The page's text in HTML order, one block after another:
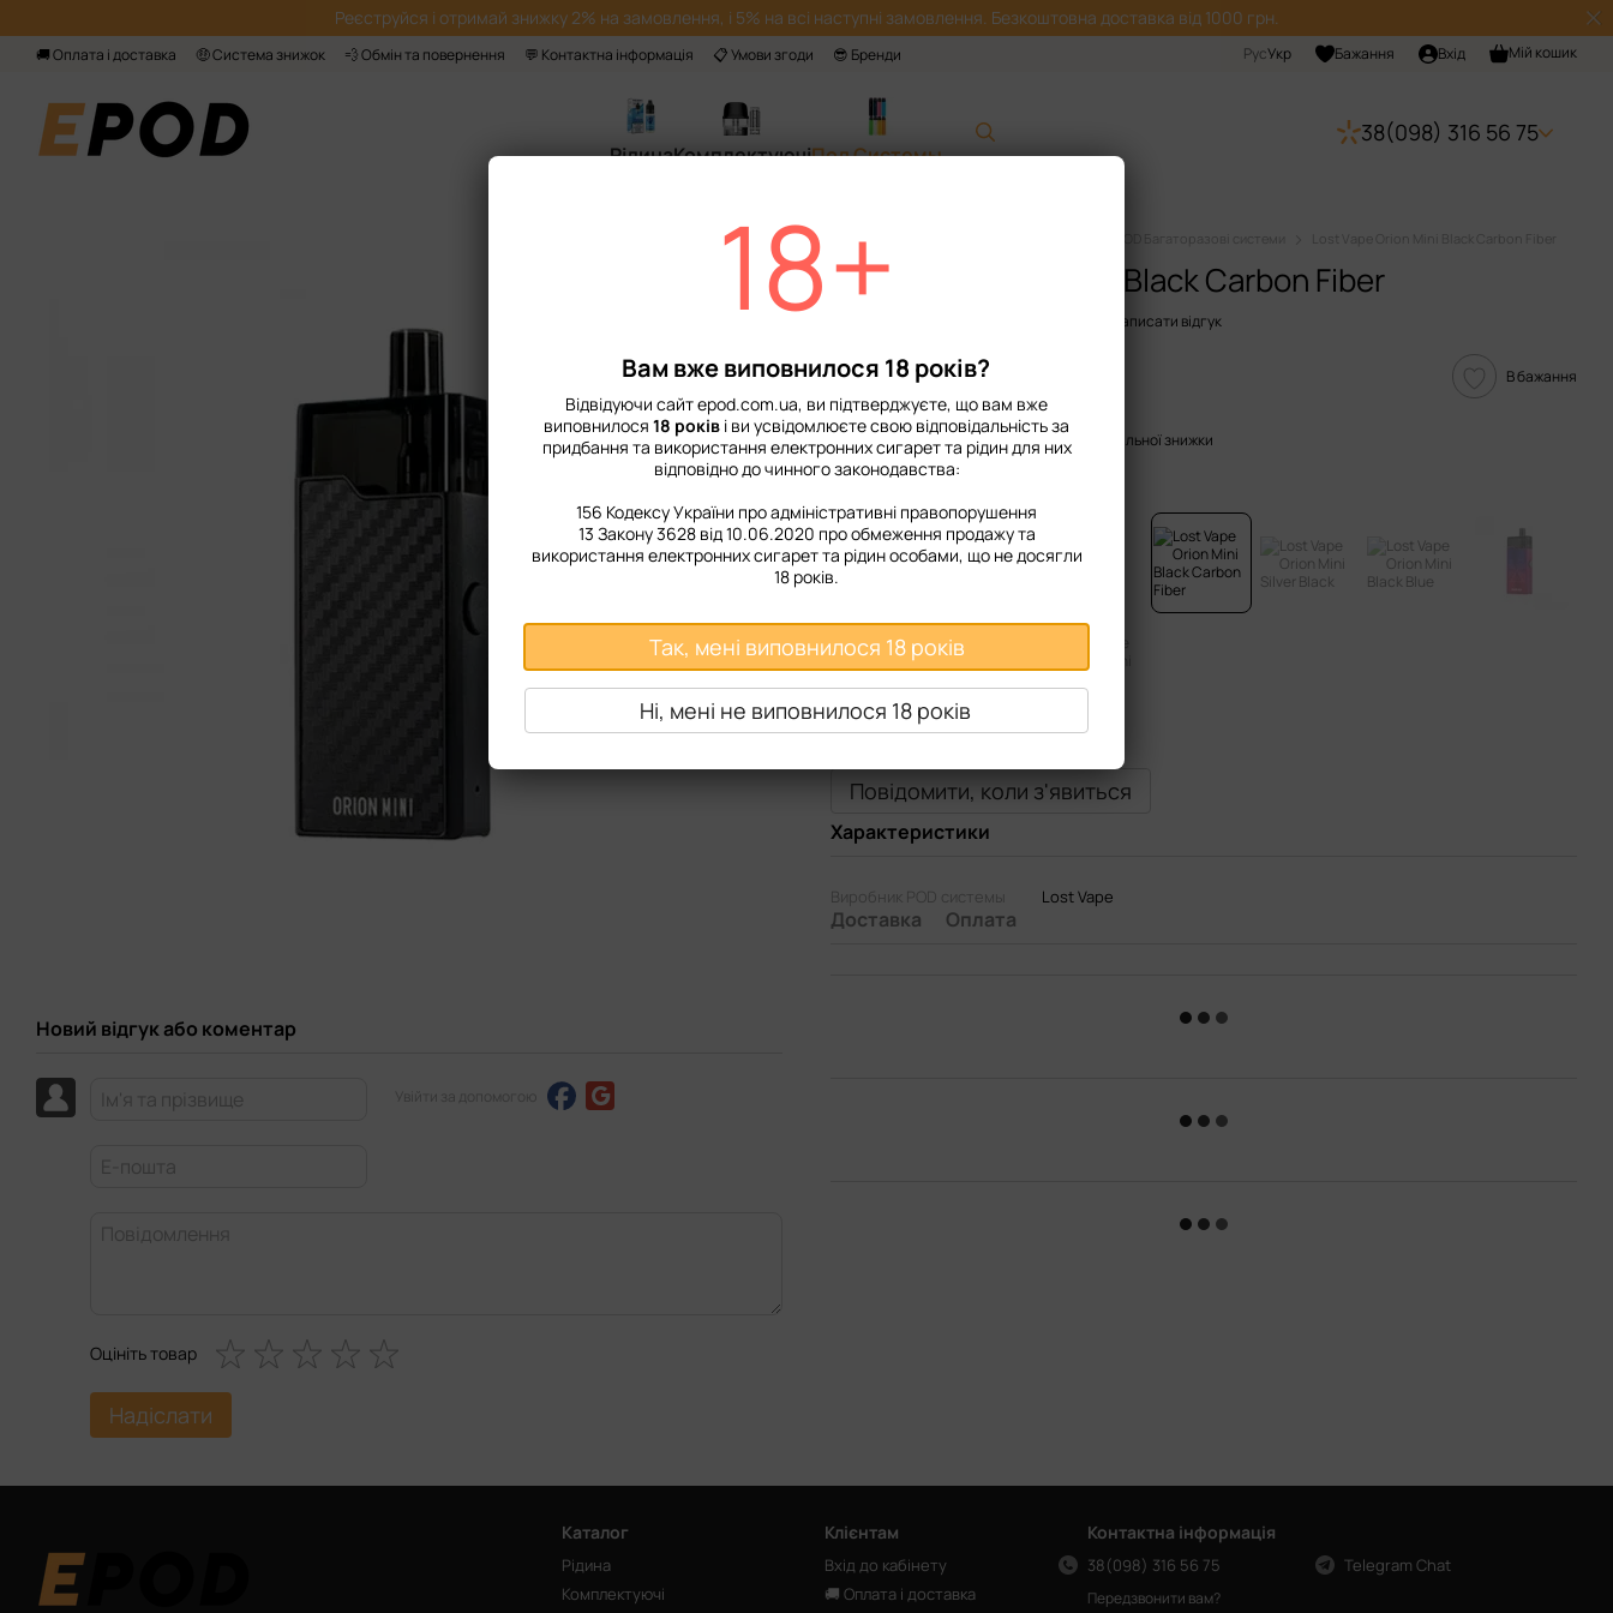
Реєструйся і отримай знижку 2% на замовлення, і 5% на всі наступні замовлення. Безкоштовна доставка від 1000 грн.
🚚 Оплата і доставка 🤑 Система знижок 💨 Обмін та повернення 💬 Контактна інформація 📋 Умови згоди 😎 Бренди РусУкр Бажання Вхід Мій кошик
РідинаКомплектуючіПод Системы
38(098) 316 56 75
Новий відгук або коментар
Увійти за допомогою
Оцініть товар
Надіслати
Головна POD Багаторазові системи Lost Vape Orion Mini Black Carbon Fiber
Lost Vape Orion Mini Black Carbon Fiber
Написати відгук
529 грн В бажання
% Увійтидля відображення накопичувальної знижки
Повідомити, коли з'явиться
Характеристики
Виробник POD системы Lost Vape
Доставка Оплата
Каталог
Рідина
Комплектуючі
Клієнтам
Вхід до кабінету
🚚 Оплата і доставка
Контактна інформація
38(098) 316 56 75
Передзвонити вам?
Telegram Chat
18+
Вам вже виповнилося 18 років?
Відвідуючи сайт epod.com.ua, ви підтверджуєте, що вам вже
виповнилося 18 років і ви усвідомлюєте свою відповідальність за
придбання та використання електронних сигарет та рідин для них
відповідно до чинного законодавства:
156 Кодексу України про адміністративні правопорушення
13 Закону 3628 від 10.06.2020 про обмеження продажу та
використання електронних сигарет та рідин особами, що не досягли
18 років.
Так, мені виповнилося 18 років
Ні, мені не виповнилося 18 років